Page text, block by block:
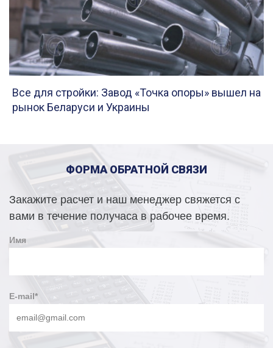
Все для стройки: Завод «Точка опоры» вышел на
рынок Беларуси и Украины
ФОРМА ОБРАТНОЙ СВЯЗИ
Закажите расчет и наш менеджер свяжется с
вами в течение получаса в рабочее время.
Имя
E-mail*